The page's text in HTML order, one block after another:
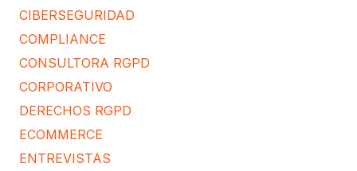
CIBERSEGURIDAD
COMPLIANCE
CONSULTORA RGPD
CORPORATIVO
DERECHOS RGPD
ECOMMERCE
ENTREVISTAS